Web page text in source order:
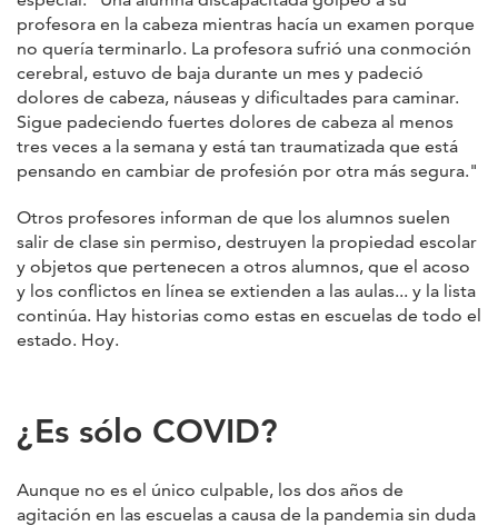
profesora en la cabeza mientras hacía un examen porque
no quería terminarlo. La profesora sufrió una conmoción
cerebral, estuvo de baja durante un mes y padeció
dolores de cabeza, náuseas y dificultades para caminar.
Sigue padeciendo fuertes dolores de cabeza al menos
tres veces a la semana y está tan traumatizada que está
pensando en cambiar de profesión por otra más segura."
Otros profesores informan de que los alumnos suelen
salir de clase sin permiso, destruyen la propiedad escolar
y objetos que pertenecen a otros alumnos, que el acoso
y los conflictos en línea se extienden a las aulas... y la lista
continúa. Hay historias como estas en escuelas de todo el
estado. Hoy.
¿Es sólo COVID?
Aunque no es el único culpable, los dos años de
agitación en las escuelas a causa de la pandemia sin duda